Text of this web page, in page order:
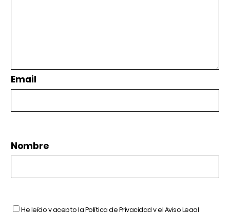
Email
Nombre
He leído y acepto laPolítica de Privacidady elAviso Legal